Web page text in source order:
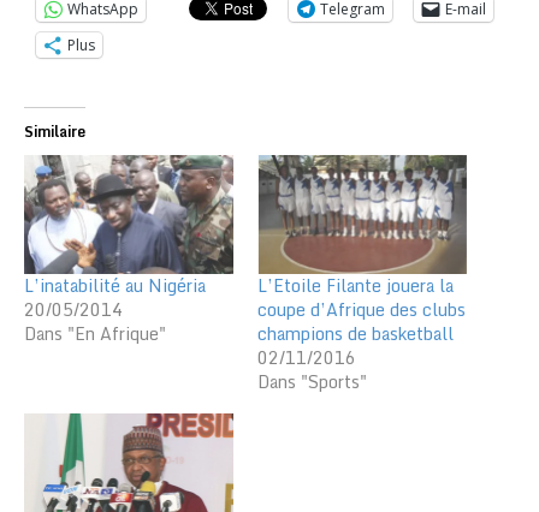
WhatsApp Telegram
E-mail
Plus
Similaire
L’inatabilité au Nigéria
20/05/2014
Dans "En Afrique"
L’Etoile Filante jouera la
coupe d’Afrique des clubs
champions de basketball
02/11/2016
Dans "Sports"